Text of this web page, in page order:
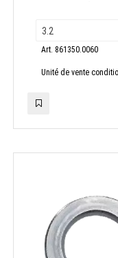
Art. 861350.0060
Unité de vente